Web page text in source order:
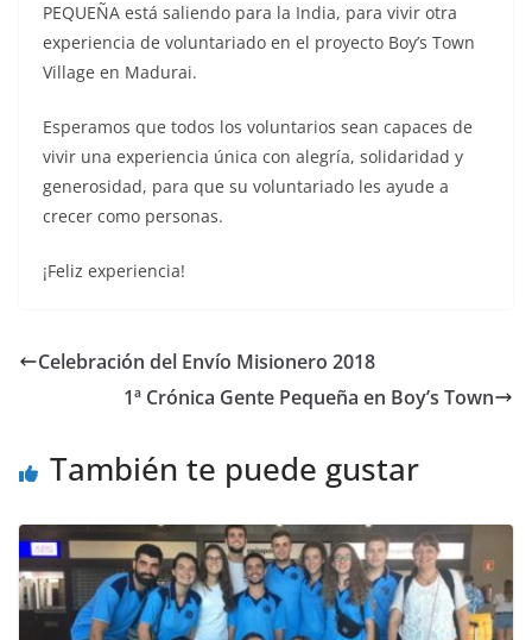
PEQUEÑA está saliendo para la India, para vivir otra
experiencia de voluntariado en el proyecto Boy’s Town
Village en Madurai.
Esperamos que todos los voluntarios sean capaces de
vivir una experiencia única con alegría, solidaridad y
generosidad, para que su voluntariado les ayude a
crecer como personas.
¡Feliz experiencia!
Celebración del Envío Misionero 2018
1ª Crónica Gente Pequeña en Boy’s Town
También te puede gustar